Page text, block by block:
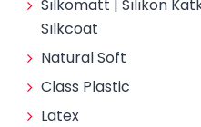
Sılkomatt | Sılıkon
Sılkcoat
Natural Soft
Class Plastic
Latex